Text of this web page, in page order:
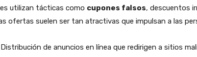
utilizan tácticas como cupones falsos, descuentos
ofertas suelen ser tan atractivas que impulsan a las
de anuncios en línea que redirigen a sitios